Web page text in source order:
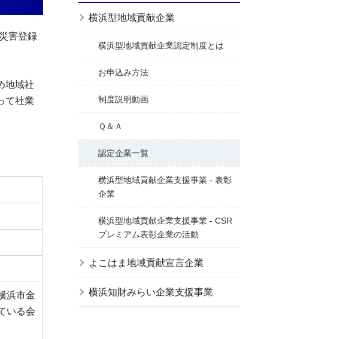
害登録
地域社
て社業
浜市金
いる会
横浜型地域貢献企業
横浜型地域貢献企業認定制度とは
お申込み方法
制度説明動画
Ｑ＆Ａ
認定企業一覧
横浜型地域貢献企業支援事業 - 表彰
企業
横浜型地域貢献企業支援事業 - CSR
プレミアム表彰企業の活動
よこはま地域貢献宣言企業
横浜知財みらい企業支援事業